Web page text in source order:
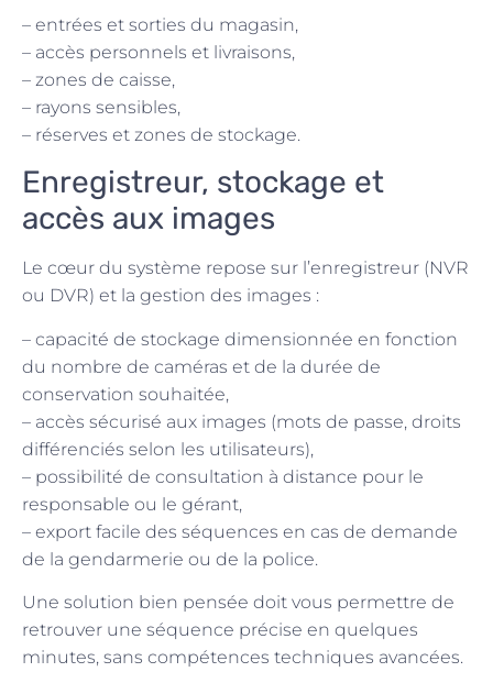
– entrées et sorties du magasin,
– accès personnels et livraisons,
– zones de caisse,
– rayons sensibles,
– réserves et zones de stockage.
Enregistreur, stockage et
accès aux images
Le cœur du système repose sur l’enregistreur (NVR
ou DVR) et la gestion des images :
– capacité de stockage dimensionnée en fonction
du nombre de caméras et de la durée de
conservation souhaitée,
– accès sécurisé aux images (mots de passe, droits
différenciés selon les utilisateurs),
– possibilité de consultation à distance pour le
responsable ou le gérant,
– export facile des séquences en cas de demande
de la gendarmerie ou de la police.
Une solution bien pensée doit vous permettre de
retrouver une séquence précise en quelques
minutes, sans compétences techniques avancées.